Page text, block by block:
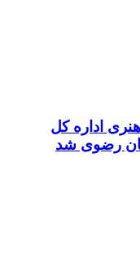
اداره کل
رضوی شد